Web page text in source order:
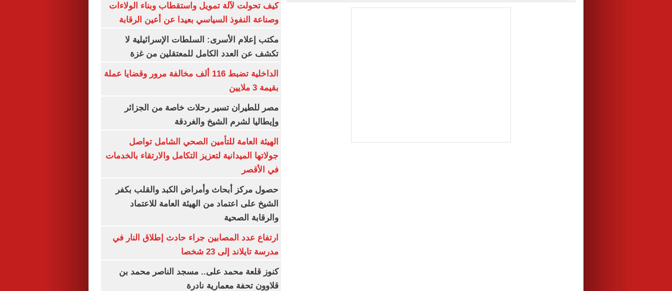
كيف تحولت لآلة تمويل واستقطاب وبناء الولاءات
وصناعة النفوذ السياسي بعيدا عن أعين الرقابة
مكتب إعلام الأسرى: السلطات الإسرائيلية لا
تكشف عن العدد الكامل للمعتقلين من غزة
الداخلية تضبط 116 ألف مخالفة مرور وقضايا عملة
بقيمة 3 ملايين
مصر للطيران تسير رحلات خاصة من الجزائر
وإيطاليا لشرم الشيخ والغردقة
الهيئة العامة للتأمين الصحي الشامل تواصل
جولاتها الميدانية لتعزيز التكامل والارتقاء بالخدمات
في الأقصر
حصول مركز أبحاث وأمراض الكبد والقلب بكفر
الشيخ على اعتماد من الهيئة العامة للاعتماد
والرقابة الصحية
ارتفاع عدد المصابين جراء حادث إطلاق النار في
مدرسة تايلاند إلى 23 شخصا
كنوز قلعة محمد على.. مسجد الناصر محمد بن
قلاوون تحفة معمارية نادرة